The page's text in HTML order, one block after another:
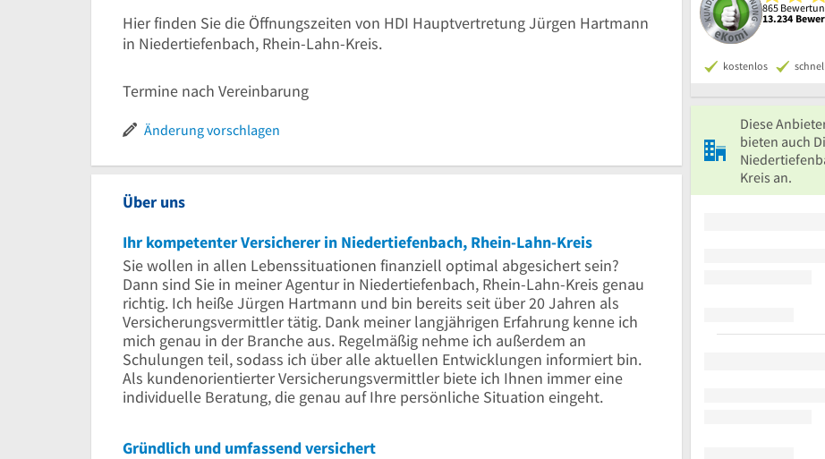
Hier finden Sie die Öffnungszeiten von HDI Hauptvertretung Jürgen Hartmann
in Niedertiefenbach, Rhein-Lahn-Kreis.
Termine nach Vereinbarung
Änderung vorschlagen
Über uns
Ihr kompetenter Versicherer in Niedertiefenbach, Rhein-Lahn-Kreis
Sie wollen in allen Lebenssituationen finanziell optimal abgesichert sein?
Dann sind Sie in meiner Agentur in Niedertiefenbach, Rhein-Lahn-Kreis genau
richtig. Ich heiße Jürgen Hartmann und bin bereits seit über 20 Jahren als
Versicherungsvermittler tätig. Dank meiner langjährigen Erfahrung kenne ich
mich genau in der Branche aus. Regelmäßig nehme ich außerdem an
Schulungen teil, sodass ich über alle aktuellen Entwicklungen informiert bin.
Als kundenorientierter Versicherungsvermittler biete ich Ihnen immer eine
individuelle Beratung, die genau auf Ihre persönliche Situation eingeht.
Gründlich und umfassend versichert
865
13.234
kostenlos schnell
Diese
bieten auch
Kreis an.